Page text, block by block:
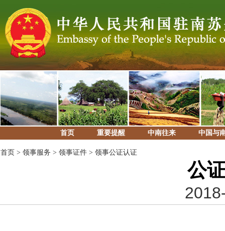
首页 重要提醒 中南往来 中国与
首页 > 领事服务 > 领事证件 > 领事公证认证
公